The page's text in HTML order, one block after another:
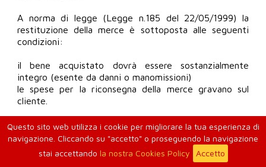
Questo sito web utilizza i cookie per migliorare la tua esperienza di
navigazione. Cliccando su "accetto" o proseguendo la navigazione
stai accettando la nostra Cookies Policy Accetto
A norma di legge (Legge n.185 del 22/05/1999) la
restituzione della merce è sottoposta alle seguenti
condizioni:
il bene acquistato dovrà essere sostanzialmente
integro (esente da danni o manomissioni)
le spese per la riconsegna della merce gravano sul
cliente.
Si raccomanda, a beneficio del cliente, di preparare il
pacco con cura utilizzando imballi idonei
(preferibilmente gli originali) e per la spedizione un
corriere o altro mezzo idoneo a permettere la